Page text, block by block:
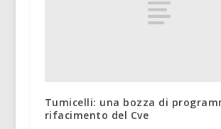
Tumicelli: una bozza di
rifacimento del Cve